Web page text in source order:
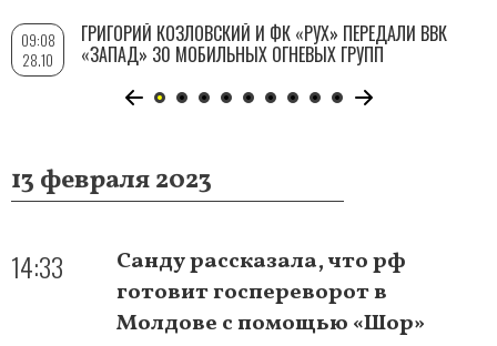
содержанию
13 февраля 2023
14:33
Санду рассказала, что рф
готовит госпереворот в
Молдове с помощью «Шор»
09:08
28.10
ГРИГОРИЙ КОЗЛОВСКИЙ И ФК «РУХ» ПЕРЕДАЛИ ВВК
«ЗАПАД» 30 МОБИЛЬНЫХ ОГНЕВЫХ ГРУПП